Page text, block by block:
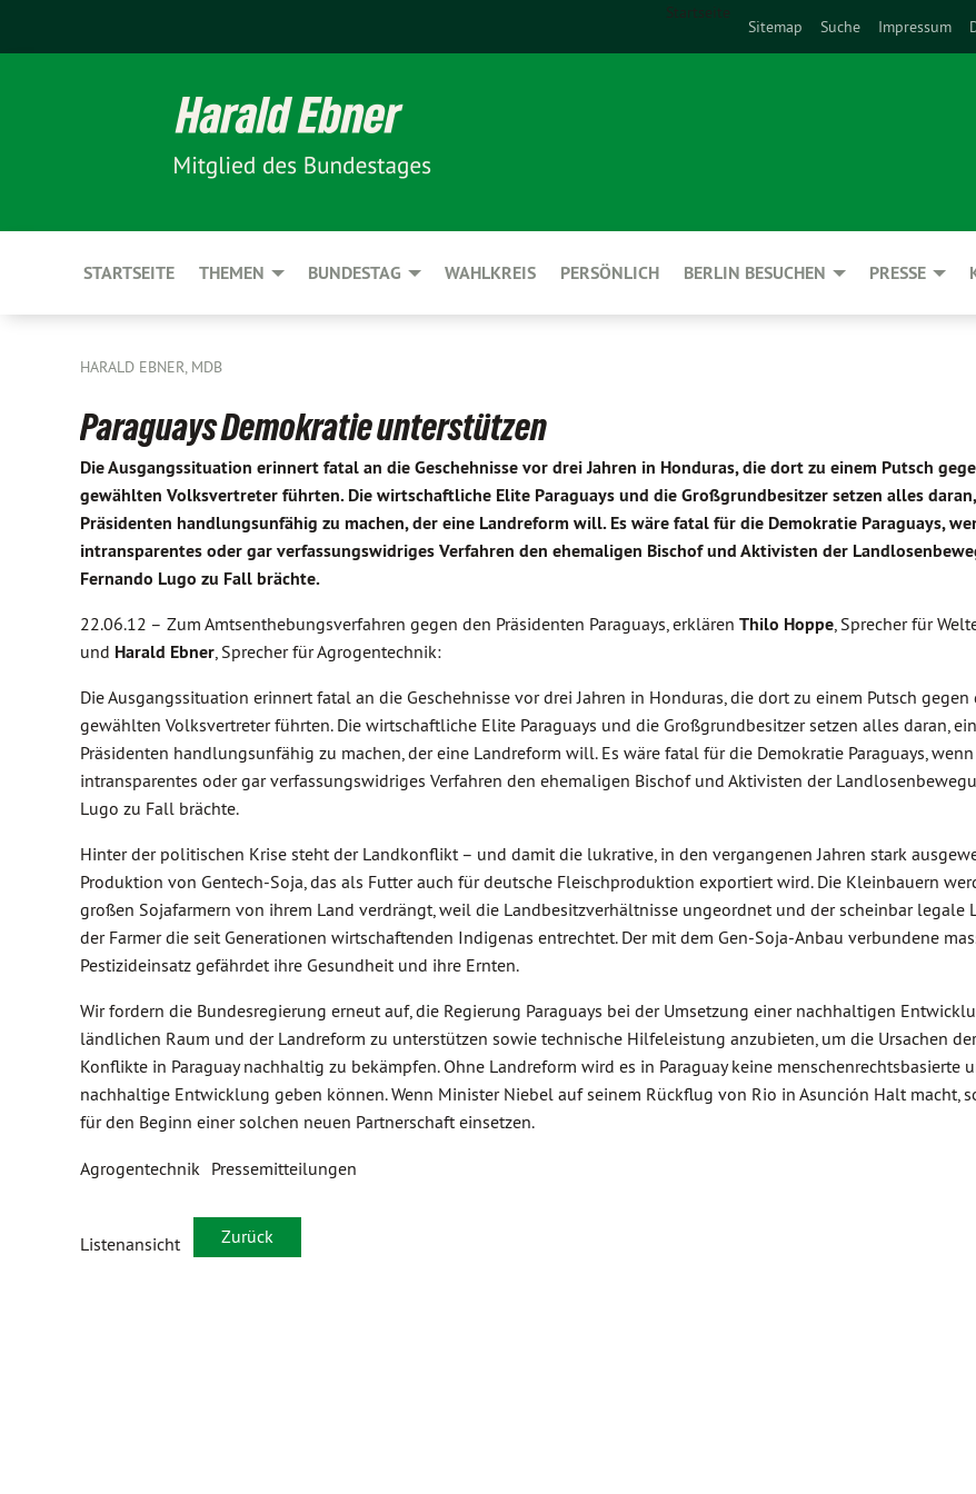
Startseite
Sitemap Suche Impressum
STARTSEITE THEMEN BUNDESTAG WAHLKREIS PERSÖNLICH BERLIN BESUCHEN PRESSE
HARALD EBNER, MDB
Paraguays Demokratie unterstützen
Die Ausgangssituation erinnert fatal an die Geschehnisse vor drei Jahren in Honduras, die dort zu einem Putsch
gewählten Volksvertreter führten. Die wirtschaftliche Elite Paraguays und die Großgrundbesitzer setzen alles
Präsidenten handlungsunfähig zu machen, der eine Landreform will. Es wäre fatal für die Demokratie Paraguays,
intransparentes oder gar verfassungswidriges Verfahren den ehemaligen Bischof und Aktivisten der
Fernando Lugo zu Fall brächte.
22.06.12 – Zum Amtsenthebungsverfahren gegen den Präsidenten Paraguays, erklären Thilo Hoppe, Sprecher für
und Harald Ebner, Sprecher für Agrogentechnik:
Die Ausgangssituation erinnert fatal an die Geschehnisse vor drei Jahren in Honduras, die dort zu einem Putsch gegen
gewählten Volksvertreter führten. Die wirtschaftliche Elite Paraguays und die Großgrundbesitzer setzen alles daran,
Präsidenten handlungsunfähig zu machen, der eine Landreform will. Es wäre fatal für die Demokratie Paraguays,
intransparentes oder gar verfassungswidriges Verfahren den ehemaligen Bischof und Aktivisten der
Lugo zu Fall brächte.
Hinter der politischen Krise steht der Landkonflikt – und damit die lukrative, in den vergangenen Jahren stark
Produktion von Gentech-Soja, das als Futter auch für deutsche Fleischproduktion exportiert wird. Die Kleinbauern
großen Sojafarmern von ihrem Land verdrängt, weil die Landbesitzverhältnisse ungeordnet und der scheinbar legale
der Farmer die seit Generationen wirtschaftenden Indigenas entrechtet. Der mit dem Gen-Soja-Anbau verbundene
Pestizideinsatz gefährdet ihre Gesundheit und ihre Ernten.
Wir fordern die Bundesregierung erneut auf, die Regierung Paraguays bei der Umsetzung einer nachhaltigen
ländlichen Raum und der Landreform zu unterstützen sowie technische Hilfeleistung anzubieten, um die Ursachen
Konflikte in Paraguay nachhaltig zu bekämpfen. Ohne Landreform wird es in Paraguay keine menschenrechtsbasierte
nachhaltige Entwicklung geben können. Wenn Minister Niebel auf seinem Rückflug von Rio in Asunción Halt macht,
für den Beginn einer solchen neuen Partnerschaft einsetzen.
Agrogentechnik Pressemitteilungen
Listenansicht Zurück